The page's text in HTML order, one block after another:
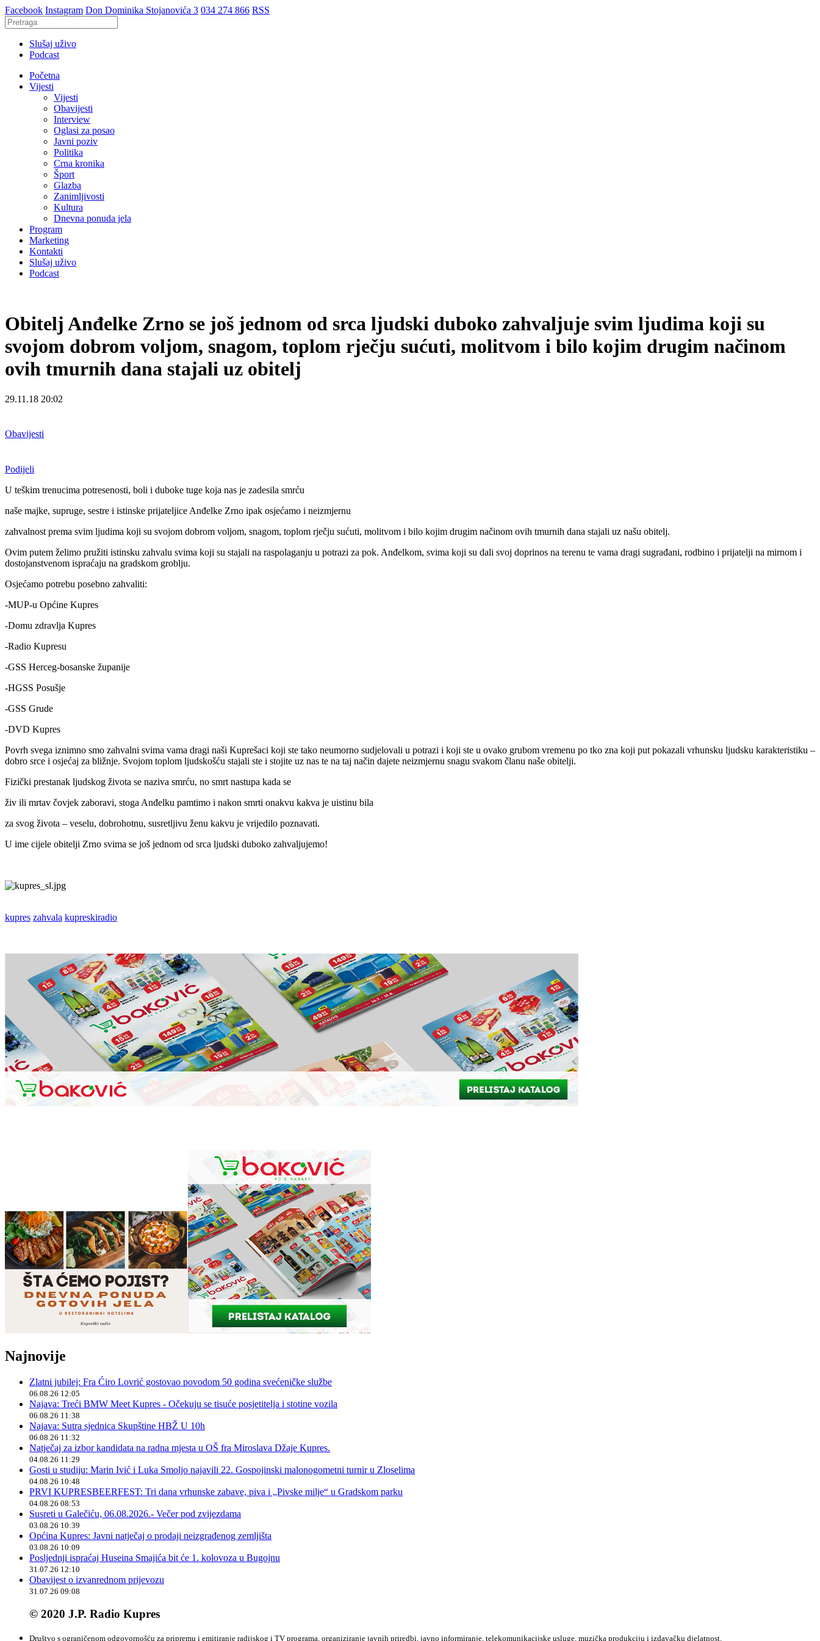
Facebook Instagram Don Dominika Stojanovića 3 034 274 866 RSS
Slušaj uživo
Podcast
Početna
Vijesti
Vijesti
Obavijesti
Interview
Oglasi za posao
Javni poziv
Politika
Crna kronika
Šport
Glazba
Zanimljivosti
Kultura
Dnevna ponuda jela
Program
Marketing
Kontakti
Slušaj uživo
Podcast
Obitelj Anđelke Zrno se još jednom od srca ljudski duboko zahvaljuje svim ljudima koji su
svojom dobrom voljom, snagom, toplom rječju sućuti, molitvom i bilo kojim drugim načinom
ovih tmurnih dana stajali uz obitelj
29.11.18 20:02
Obavijesti
Podijeli
U teškim trenucima potresenosti, boli i duboke tuge koja nas je zadesila smrću
naše majke, supruge, sestre i istinske prijateljice Anđelke Zrno ipak osjećamo i neizmjernu
zahvalnost prema svim ljudima koji su svojom dobrom voljom, snagom, toplom rječju sućuti, molitvom i bilo kojim drugim načinom ovih tmurnih dana stajali uz našu obitelj.
Ovim putem želimo pružiti istinsku zahvalu svima koji su stajali na raspolaganju u potrazi za pok. Anđelkom, svima koji su dali svoj doprinos na terenu te vama dragi sugrađani, rodbino i prijatelji na mirnom i
dostojanstvenom ispraćaju na gradskom groblju.
Osjećamo potrebu posebno zahvaliti:
-MUP-u Općine Kupres
-Domu zdravlja Kupres
-Radio Kupresu
-GSS Herceg-bosanske županije
-HGSS Posušje
-GSS Grude
-DVD Kupres
Povrh svega iznimno smo zahvalni svima vama dragi naši Kuprešaci koji ste tako neumorno sudjelovali u potrazi i koji ste u ovako grubom vremenu po tko zna koji put pokazali vrhunsku ljudsku karakteristiku –
dobro srce i osjećaj za bližnje. Svojom toplom ljudskošću stajali ste i stojite uz nas te na taj način dajete neizmjernu snagu svakom članu naše obitelji.
Fizički prestanak ljudskog života se naziva smrću, no smrt nastupa kada se
živ ili mrtav čovjek zaboravi, stoga Anđelku pamtimo i nakon smrti onakvu kakva je uistinu bila
za svog života – veselu, dobrohotnu, susretljivu ženu kakvu je vrijedilo poznavati.
U ime cijele obitelji Zrno svima se još jednom od srca ljudski duboko zahvaljujemo!
kupres zahvala kupreskiradio
Najnovije
Zlatni jubilej: Fra Ćiro Lovrić gostovao povodom 50 godina svećeničke službe
06.08.26 12:05
Najava: Treći BMW Meet Kupres - Očekuju se tisuće posjetitelja i stotine vozila
06.08.26 11:38
Najava: Sutra sjednica Skupštine HBŽ U 10h
06.08.26 11:32
Natječaj za izbor kandidata na radna mjesta u OŠ fra Miroslava Džaje Kupres.
04.08.26 11:29
Gosti u studiju: Marin Ivić i Luka Smoljo najavili 22. Gospojinski malonogometni turnir u Zloselima
04.08.26 10:48
PRVI KUPRESBEERFEST: Tri dana vrhunske zabave, piva i „Pivske milje“ u Gradskom parku
04.08.26 08:53
Susreti u Galečiću, 06.08.2026.- Večer pod zvijezdama
03.08.26 10:39
Općina Kupres: Javni natječaj o prodaji neizgrađenog zemljišta
03.08.26 10:09
Posljednji ispraćaj Huseina Smajića bit će 1. kolovoza u Bugojnu
31.07.26 12:10
Obavijest o izvanrednom prijevozu
31.07.26 09:08
© 2020 J.P. Radio Kupres
Društvo s ograničenom odgovornošću za pripremu i emitiranje radijskog i TV programa, organiziranje javnih priredbi, javno informiranje, telekomunikacijske usluge, muzička produkciju i izdavačku djelatnost.